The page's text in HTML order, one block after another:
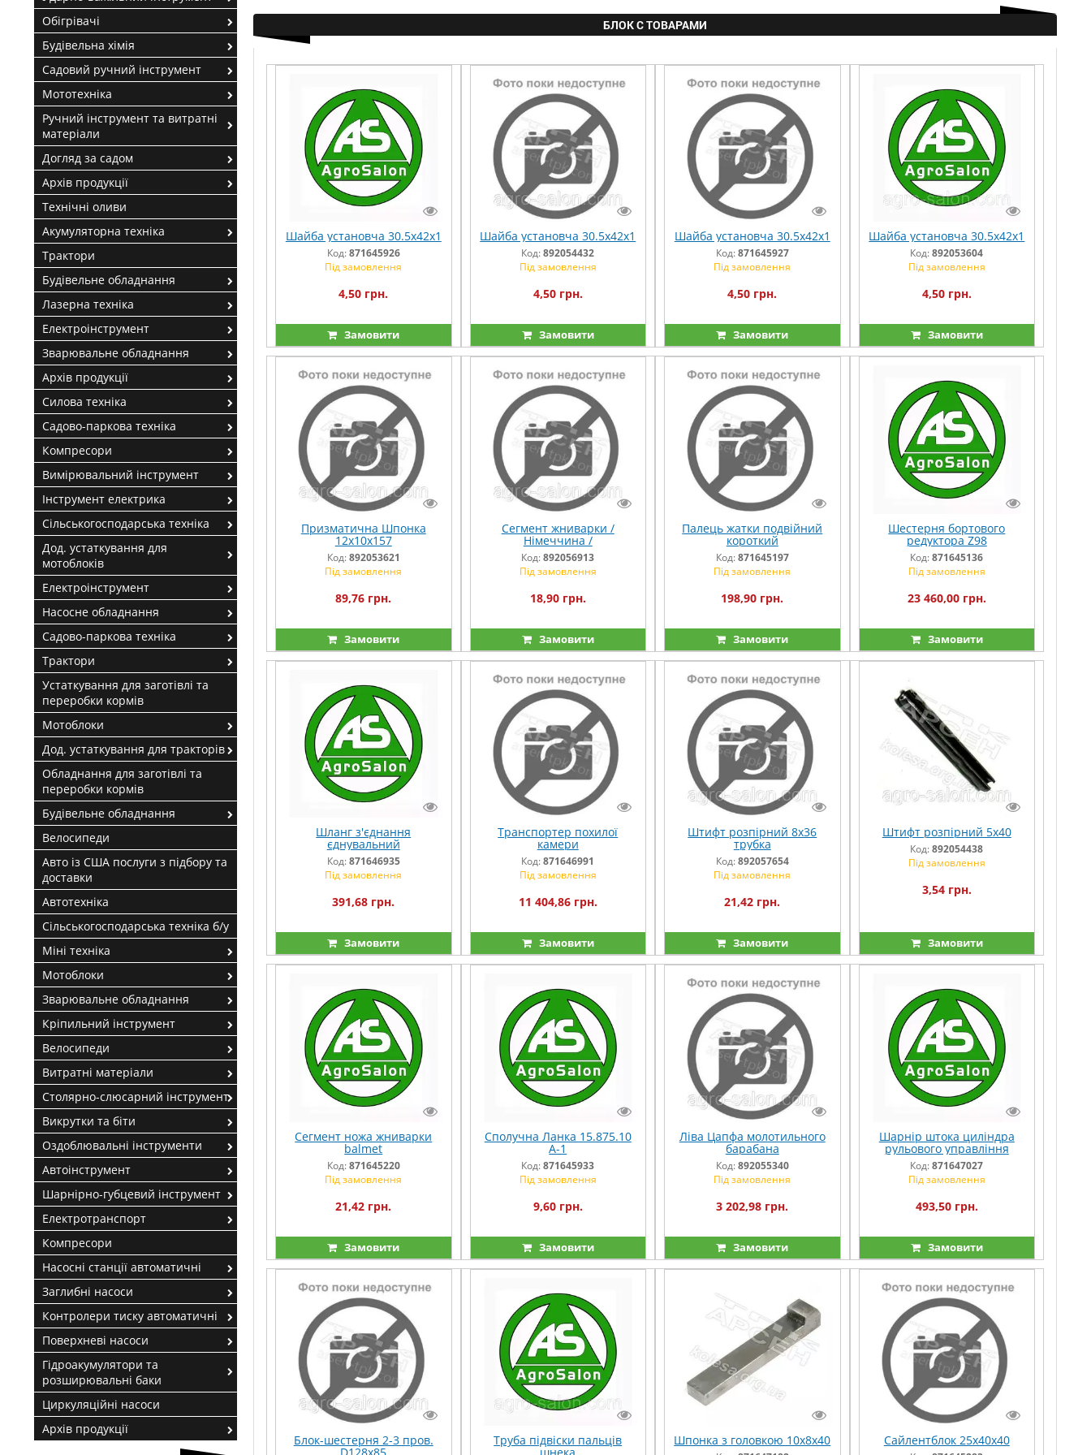
БЛОК С ТОВАРАМИ
Шайба установча 30.5х42х1
Код:871645926
Під замовлення
4,50 грн.
Замовити
Шайба установча 30.5х42х1
Код:892054432
Під замовлення
4,50 грн.
Замовити
Шайба установча 30.5х42х1
Код:871645927
Під замовлення
4,50 грн.
Замовити
Шайба установча 30.5х42х1
Код:892053604
Під замовлення
4,50 грн.
Замовити
Призматична Шпонка
12х10х157
Код:892053621
Під замовлення
89,76 грн.
Замовити
Сегмент жниварки /
Німеччина /
Код:892056913
Під замовлення
18,90 грн.
Замовити
Палець жатки подвійний
короткий
Код:871645197
Під замовлення
198,90 грн.
Замовити
Шестерня бортового
редуктора Z98
Код:871645136
Під замовлення
23 460,00 грн.
Замовити
Шланг з'єднання
єднувальний
Код:871646935
Під замовлення
391,68 грн.
Замовити
Транспортер похилої
камери
Код:871646991
Під замовлення
11 404,86 грн.
Замовити
Штифт розпірний 8х36
трубка
Код:892057654
Під замовлення
21,42 грн.
Замовити
Штифт розпірний 5х40
Код:892054438
Під замовлення
3,54 грн.
Замовити
Сегмент ножа жниварки
balmet
Код:871645220
Під замовлення
21,42 грн.
Замовити
Сполучна Ланка 15.875.10
A-1
Код:871645933
Під замовлення
9,60 грн.
Замовити
Ліва Цапфа молотильного
барабана
Код:892055340
Під замовлення
3 202,98 грн.
Замовити
Шарнір штока циліндра
рульового управління
Код:871647027
Під замовлення
493,50 грн.
Замовити
Блок-шестерня 2-3 пров. Труба підвіски пальців Шпонка з головкою 10х8х40 Сайлентблок 25х40х40
Обігрівачі
Будівельна хімія
Садовий ручний інструмент
Мототехніка
Ручний інструмент та витратні
матеріали
Догляд за садом
Архів продукції
Технічні оливи
Акумуляторна техніка
Трактори
Будівельне обладнання
Лазерна техніка
Електроінструмент
Зварювальне обладнання
Архів продукції
Силова техніка
Садово-паркова техніка
Компресори
Вимірювальний інструмент
Інструмент електрика
Сільськогосподарська техніка
Дод. устаткування для
мотоблоків
Електроінструмент
Насосне обладнання
Садово-паркова техніка
Трактори
Устаткування для заготівлі та
переробки кормів
Мотоблоки
Дод. устаткування для тракторів
Обладнання для заготівлі та
переробки кормів
Будівельне обладнання
Велосипеди
Авто із США послуги з підбору та
доставки
Автотехніка
Сільськогосподарська техніка б/у
Міні техніка
Мотоблоки
Зварювальне обладнання
Кріпильний інструмент
Велосипеди
Витратні матеріали
Столярно-слюсарний інструмент
Викрутки та біти
Оздоблювальні інструменти
Автоінструмент
Шарнірно-губцевий інструмент
Електротранспорт
Компресори
Насосні станції автоматичні
Заглибні насоси
Контролери тиску автоматичні
Поверхневі насоси
Гідроакумулятори та
розширювальні баки
Циркуляційні насоси
Архів продукції